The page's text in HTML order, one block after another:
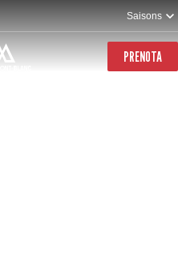
Saisons
PRENOTA